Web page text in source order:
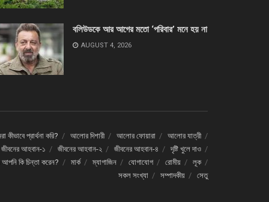
বলিউডকে আর আগের মতো ‘পরিবার’ মনে হয় না
AUGUST 4, 2026
কীভাবে প্রার্থনা করি? আলোর দিশারী আলোর ফোয়ারা
আলোর যাত্রী
জীবনের আহবান-১ জীবনের আহবান-২ জীবনের আহবান-৪
দৃষ্টি খুলে দাও
কি চিন্তা করেন? মার্ক ম্যাগাজিন যোগাযোগ রোমীয়
লূক
সকল সংখ্যা
সম্পাদকীয় সেতু